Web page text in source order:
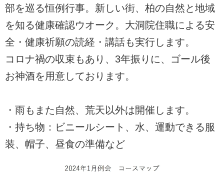
部を巡る恒例行事。新しい街、柏の自然と地域
を知る健康確認ウオーク。大洞院住職による安
全・健康祈願の読経・講話も実行します。
コロナ禍の収束もあり、3年振りに、ゴール後
お神酒を用意しております。
・雨もまた自然、荒天以外は開催します。
・持ち物：ビニールシート、水、運動できる服
装、帽子、昼食の準備など